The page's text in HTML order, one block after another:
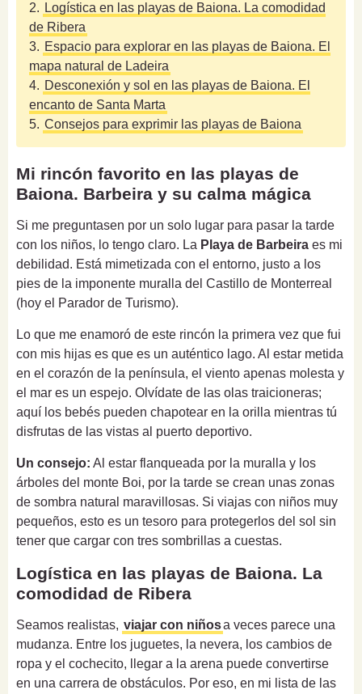
2. Logística en las playas de Baiona. La comodidad
de Ribera
3. Espacio para explorar en las playas de Baiona. El
mapa natural de Ladeira
4. Desconexión y sol en las playas de Baiona. El
encanto de Santa Marta
5. Consejos para exprimir las playas de Baiona
Mi rincón favorito en las playas de
Baiona. Barbeira y su calma mágica
Si me preguntasen por un solo lugar para pasar la tarde
con los niños, lo tengo claro. La Playa de Barbeira es mi
debilidad. Está mimetizada con el entorno, justo a los
pies de la imponente muralla del Castillo de Monterreal
(hoy el Parador de Turismo).
Lo que me enamoró de este rincón la primera vez que fui
con mis hijas es que es un auténtico lago. Al estar metida
en el corazón de la península, el viento apenas molesta y
el mar es un espejo. Olvídate de las olas traicioneras;
aquí los bebés pueden chapotear en la orilla mientras tú
disfrutas de las vistas al puerto deportivo.
Un consejo: Al estar flanqueada por la muralla y los
árboles del monte Boi, por la tarde se crean unas zonas
de sombra natural maravillosas. Si viajas con niños muy
pequeños, esto es un tesoro para protegerlos del sol sin
tener que cargar con tres sombrillas a cuestas.
Logística en las playas de Baiona. La
comodidad de Ribera
Seamos realistas, viajar con niñosa veces parece una
mudanza. Entre los juguetes, la nevera, los cambios de
ropa y el cochecito, llegar a la arena puede convertirse
en una carrera de obstáculos. Por eso, en mi lista de las